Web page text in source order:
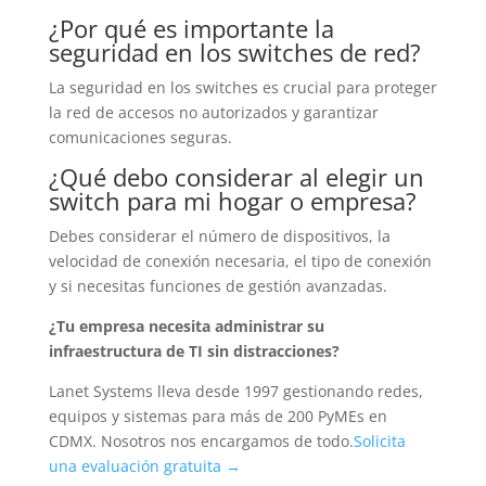
¿Por qué es importante la
seguridad en los switches de red?
La seguridad en los switches es crucial para proteger
la red de accesos no autorizados y garantizar
comunicaciones seguras.
¿Qué debo considerar al elegir un
switch para mi hogar o empresa?
Debes considerar el número de dispositivos, la
velocidad de conexión necesaria, el tipo de conexión
y si necesitas funciones de gestión avanzadas.
¿Tu empresa necesita administrar su
infraestructura de TI sin distracciones?
Lanet Systems lleva desde 1997 gestionando redes,
equipos y sistemas para más de 200 PyMEs en
CDMX. Nosotros nos encargamos de todo.Solicita
una evaluación gratuita →